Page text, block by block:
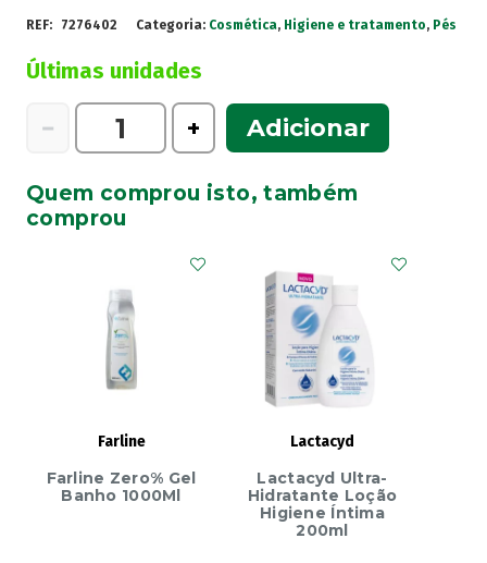
REF: 7276402 Categoria: Cosmética, Higiene e tratamento, Pés
Últimas unidades
−
Quantidade
Forte
Color
+ Adicionar
Quem comprou isto, também
comprou
Farline
Farline Zero% Gel
Banho 1000Ml
Lactacyd
Lactacyd Ultra-
Hidratante Loção
Higiene Íntima
200ml